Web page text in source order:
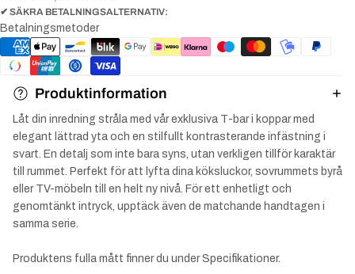
✔ SÄKRA BETALNINGSALTERNATIV:
Betalningsmetoder
Produktinformation
Låt din inredning stråla med vår exklusiva T-bar i koppar med
elegant lättrad yta och en stilfullt kontrasterande infästning i
svart. En detalj som inte bara syns, utan verkligen tillför karaktär
till rummet. Perfekt för att lyfta dina köksluckor, sovrummets byrå
eller TV-möbeln till en helt ny nivå. För ett enhetligt och
genomtänkt intryck, upptäck även de matchande handtagen i
samma serie.
Produktens fulla mått finner du under Specifikationer.